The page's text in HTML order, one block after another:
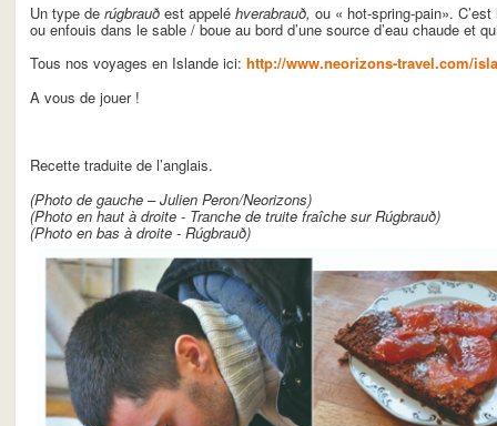
Un type de rúgbrauð est appelé hverabrauð, ou « hot-spring-pain».
ou enfouis dans le sable / boue au bord d’une source d’eau chaude et
Tous nos voyages en Islande ici: http://www.neorizons-travel.com/
A vous de jouer !
Recette traduite de l’anglais.
(Photo de gauche – Julien Peron/Neorizons)
(Photo en haut à droite - Tranche de truite fraîche sur Rúgbrauð)
(Photo en bas à droite - Rúgbrauð)